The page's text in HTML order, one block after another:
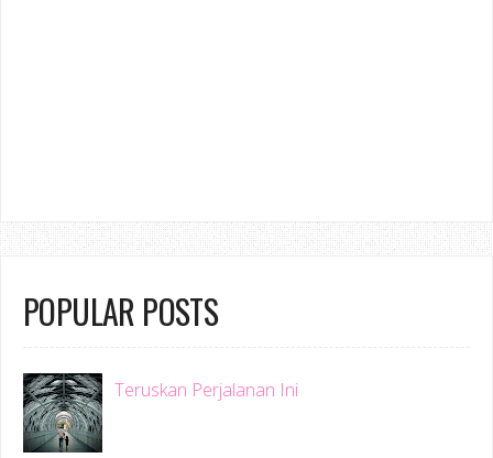
POPULAR POSTS
Teruskan Perjalanan Ini